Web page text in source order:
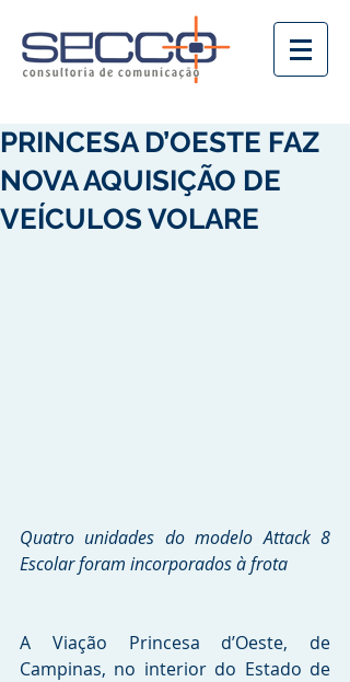
PRINCESA D’OESTE FAZ
NOVA AQUISIÇÃO DE
VEÍCULOS VOLARE
Quatro unidades do modelo Attack 8
Escolar foram incorporados à frota
A Viação Princesa d’Oeste, de
Campinas, no interior do Estado de